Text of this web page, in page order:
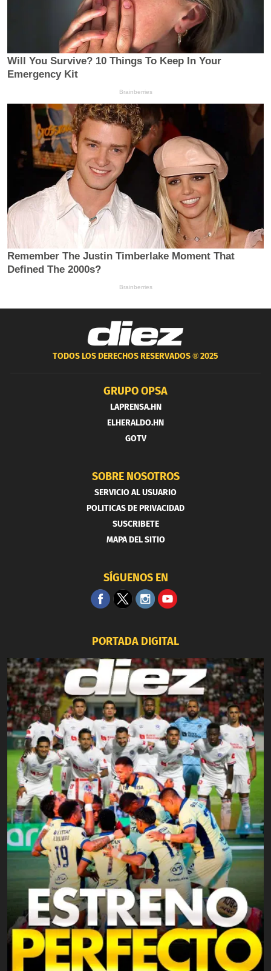
TODOS LOS DERECHOS RESERVADOS ®2025
GRUPO OPSA
LAPRENSA.HN
ELHERALDO.HN
GOTV
SOBRE NOSOTROS
SERVICIO AL USUARIO
POLITICAS DE PRIVACIDAD
SUSCRIBETE
MAPA DEL SITIO
SÍGUENOS EN
PORTADA DIGITAL